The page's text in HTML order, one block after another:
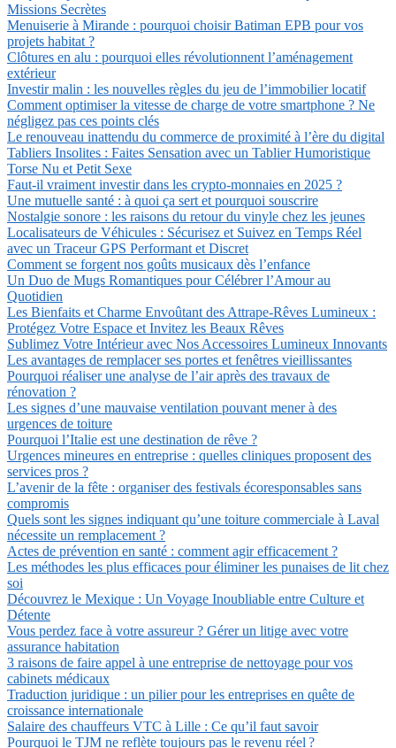
Missions Secrètes
Menuiserie à Mirande : pourquoi choisir Batiman EPB pour vos
projets habitat ?
Clôtures en alu : pourquoi elles révolutionnent l’aménagement
extérieur
Investir malin : les nouvelles règles du jeu de l’immobilier locatif
Comment optimiser la vitesse de charge de votre smartphone ? Ne
négligez pas ces points clés
Le renouveau inattendu du commerce de proximité à l’ère du digital
Tabliers Insolites : Faites Sensation avec un Tablier Humoristique
Torse Nu et Petit Sexe
Faut-il vraiment investir dans les crypto-monnaies en 2025 ?
Une mutuelle santé : à quoi ça sert et pourquoi souscrire
Nostalgie sonore : les raisons du retour du vinyle chez les jeunes
Localisateurs de Véhicules : Sécurisez et Suivez en Temps Réel
avec un Traceur GPS Performant et Discret
Comment se forgent nos goûts musicaux dès l’enfance
Un Duo de Mugs Romantiques pour Célébrer l’Amour au
Quotidien
Les Bienfaits et Charme Envoûtant des Attrape-Rêves Lumineux :
Protégez Votre Espace et Invitez les Beaux Rêves
Sublimez Votre Intérieur avec Nos Accessoires Lumineux Innovants
Les avantages de remplacer ses portes et fenêtres vieillissantes
Pourquoi réaliser une analyse de l’air après des travaux de
rénovation ?
Les signes d’une mauvaise ventilation pouvant mener à des
urgences de toiture
Pourquoi l’Italie est une destination de rêve ?
Urgences mineures en entreprise : quelles cliniques proposent des
services pros ?
L’avenir de la fête : organiser des festivals écoresponsables sans
compromis
Quels sont les signes indiquant qu’une toiture commerciale à Laval
nécessite un remplacement ?
Actes de prévention en santé : comment agir efficacement ?
Les méthodes les plus efficaces pour éliminer les punaises de lit chez
soi
Découvrez le Mexique : Un Voyage Inoubliable entre Culture et
Détente
Vous perdez face à votre assureur ? Gérer un litige avec votre
assurance habitation
3 raisons de faire appel à une entreprise de nettoyage pour vos
cabinets médicaux
Traduction juridique : un pilier pour les entreprises en quête de
croissance internationale
Salaire des chauffeurs VTC à Lille : Ce qu’il faut savoir
Pourquoi le TJM ne reflète toujours pas le revenu réel ?